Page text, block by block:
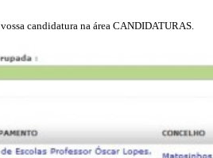
candidatura na área CANDIDATURAS.